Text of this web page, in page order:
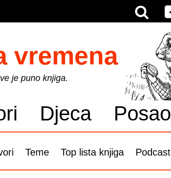
vremena
je puno knjiga.
Djeca Posao
Teme Top lista knjiga Podcast